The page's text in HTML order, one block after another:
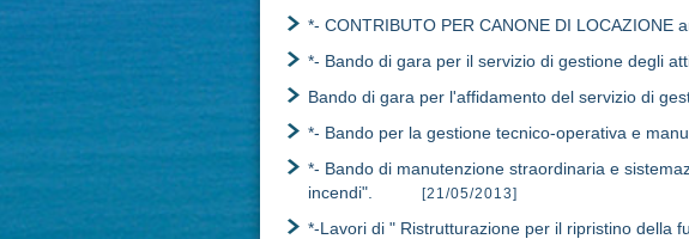
*- CONTRIBUTO PER CANONE DI LOCAZIONE
*- Bando di gara per il servizio di gestione degli
Bando di gara per l'affidamento del servizio di
*- Bando per la gestione tecnico-operativa e
*- Bando di manutenzione straordinaria e
incendi".
[21/05/2013]
*-Lavori di " Ristrutturazione per il ripristino della